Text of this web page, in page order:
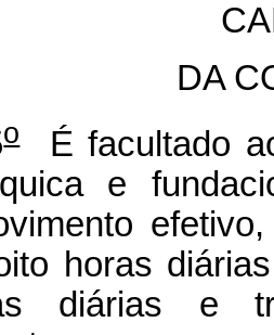
DA
oÉ facultado
e
horas
diárias e